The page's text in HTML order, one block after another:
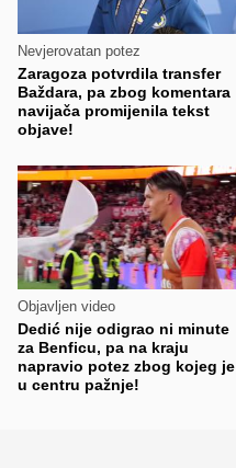
Nevjerovatan potez
Zaragoza potvrdila transfer
Baždara, pa zbog komentara
navijača promijenila tekst
objave!
Objavljen video
Dedić nije odigrao ni minute
za Benficu, pa na kraju
napravio potez zbog kojeg je
u centru pažnje!